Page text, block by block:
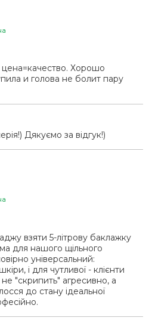
Хорошо
и голова не болит пару
Дякуємо за відгук!)
взяти 5-літрову баклажку
для нашого щільного
універсальний:
і для чутливої - клієнти
"скрипить" агресивно, а
до стану ідеальної